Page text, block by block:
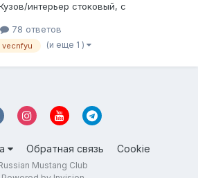
интерьер стоковый, с
- 1 млн. Кто подскажет, что есть
? Есть еще вопрос. Сам нахожусь в
78 ответов
vecnfyu (и еще 1 )
Обратная связь Cookie
Mustang Club